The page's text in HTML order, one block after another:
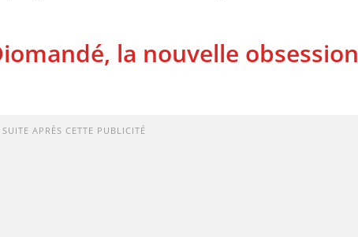
la nouvelle obsession
SUITE APRÈS CETTE PUBLICITÉ